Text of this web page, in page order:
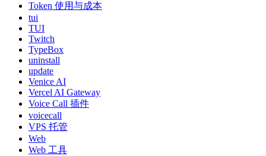
Token 使用与成本
tui
TUI
Twitch
TypeBox
uninstall
update
Venice AI
Vercel AI Gateway
Voice Call 插件
voicecall
VPS 托管
Web
Web 工具